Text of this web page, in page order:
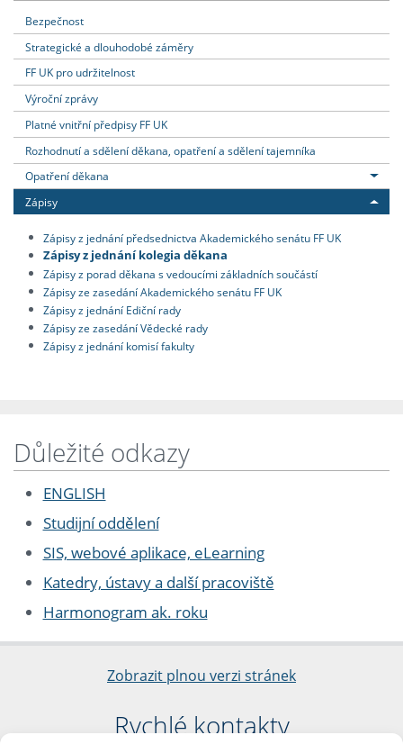
Bezpečnost
Strategické a dlouhodobé záměry
FF UK pro udržitelnost
Výroční zprávy
Platné vnitřní předpisy FF UK
Rozhodnutí a sdělení děkana, opatření a sdělení tajemníka
Opatření děkana
Zápisy
Zápisy z jednání předsednictva Akademického senátu FF UK
Zápisy z jednání kolegia děkana
Zápisy z porad děkana s vedoucími základních součástí
Zápisy ze zasedání Akademického senátu FF UK
Zápisy z jednání Ediční rady
Zápisy ze zasedání Vědecké rady
Zápisy z jednání komisí fakulty
Důležité odkazy
ENGLISH
Studijní oddělení
SIS, webové aplikace, eLearning
Katedry, ústavy a další pracoviště
Harmonogram ak. roku
Zobrazit plnou verzi stránek
Rychlé kontakty